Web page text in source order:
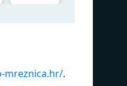
mreznica.hr/.